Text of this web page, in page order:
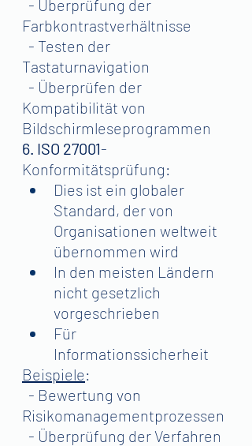
- Überprüfung der
Farbkontrastverhältnisse
- Testen der
Tastaturnavigation
- Überprüfen der
Kompatibilität von
Bildschirmleseprogrammen
6. ISO 27001-
Konformitätsprüfung:
Dies ist ein globaler
Standard, der von
Organisationen weltweit
übernommen wird
In den meisten Ländern
nicht gesetzlich
vorgeschrieben
Für
Informationssicherheit
Beispiele:
- Bewertung von
Risikomanagementprozessen
- Überprüfung der Verfahren